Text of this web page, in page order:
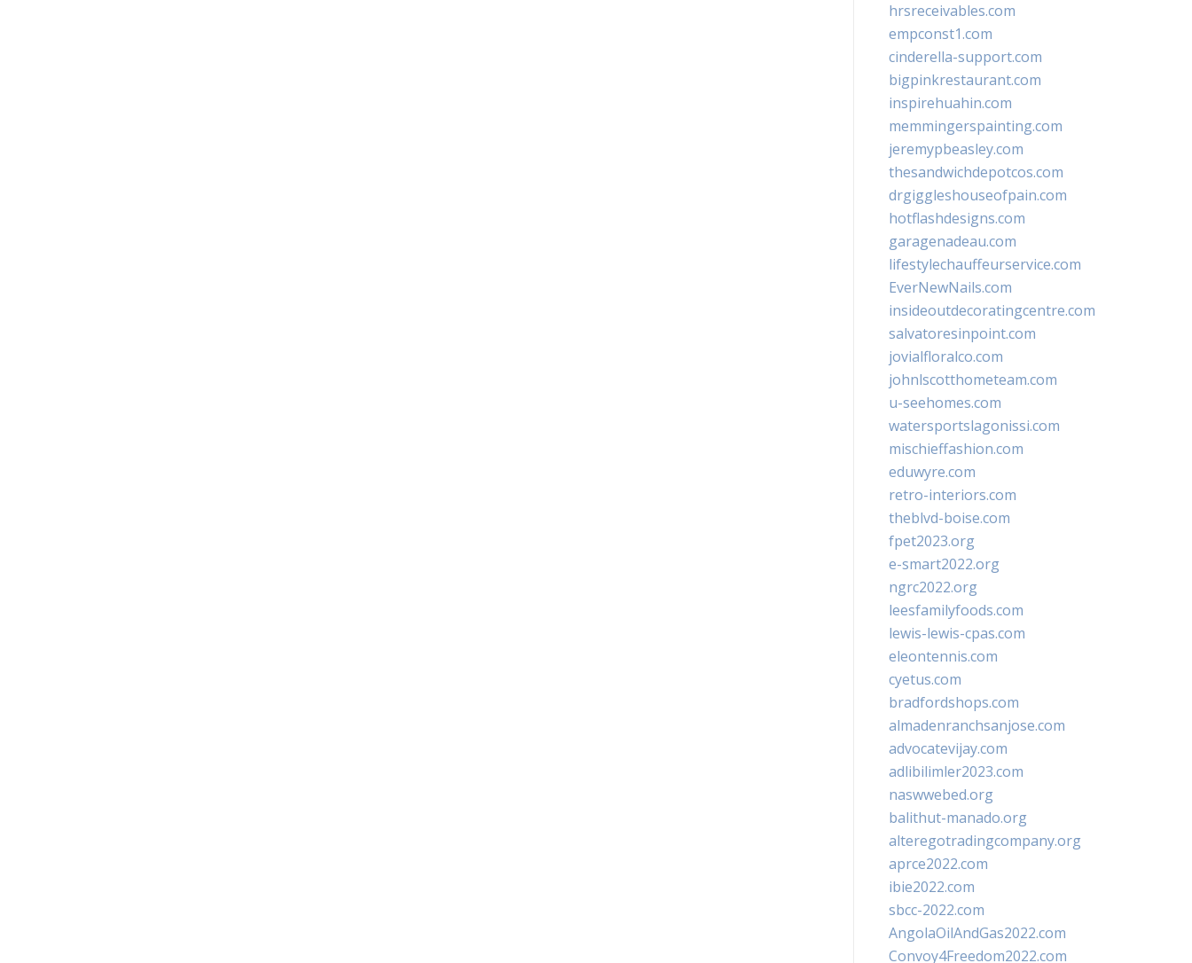
hrsreceivables.com
empconst1.com
cinderella-support.com
bigpinkrestaurant.com
inspirehuahin.com
memmingerspainting.com
jeremypbeasley.com
thesandwichdepotcos.com
drgiggleshouseofpain.com
hotflashdesigns.com
garagenadeau.com
lifestylechauffeurservice.com
EverNewNails.com
insideoutdecoratingcentre.com
salvatoresinpoint.com
jovialfloralco.com
johnlscotthometeam.com
u-seehomes.com
watersportslagonissi.com
mischieffashion.com
eduwyre.com
retro-interiors.com
theblvd-boise.com
fpet2023.org
e-smart2022.org
ngrc2022.org
leesfamilyfoods.com
lewis-lewis-cpas.com
eleontennis.com
cyetus.com
bradfordshops.com
almadenranchsanjose.com
advocatevijay.com
adlibilimler2023.com
naswwebed.org
balithut-manado.org
alteregotradingcompany.org
aprce2022.com
ibie2022.com
sbcc-2022.com
AngolaOilAndGas2022.com
Convoy4Freedom2022.com